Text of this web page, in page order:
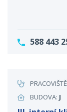
588 443
BUDOVA: J